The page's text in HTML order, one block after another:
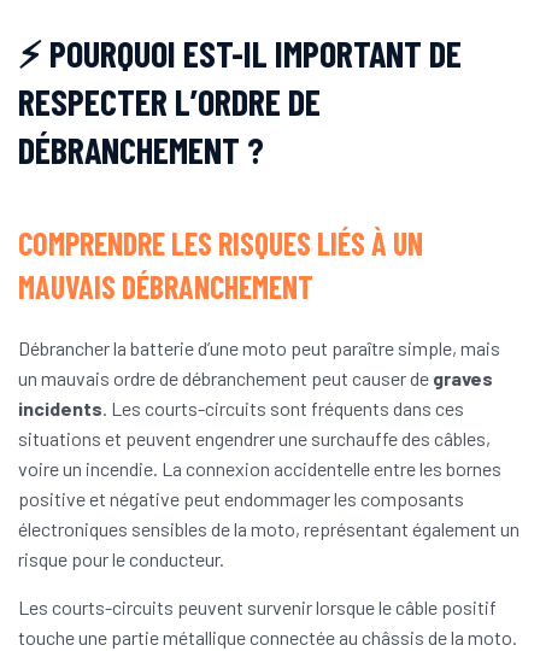
⚡ POURQUOI EST-IL IMPORTANT DE
RESPECTER L’ORDRE DE
DÉBRANCHEMENT ?
COMPRENDRE LES RISQUES LIÉS À UN
MAUVAIS DÉBRANCHEMENT
Débrancher la batterie d’une moto peut paraître simple, mais
un mauvais ordre de débranchement peut causer de graves
incidents. Les courts-circuits sont fréquents dans ces
situations et peuvent engendrer une surchauffe des câbles,
voire un incendie. La connexion accidentelle entre les bornes
positive et négative peut endommager les composants
électroniques sensibles de la moto, représentant également un
risque pour le conducteur.
Les courts-circuits peuvent survenir lorsque le câble positif
touche une partie métallique connectée au châssis de la moto.